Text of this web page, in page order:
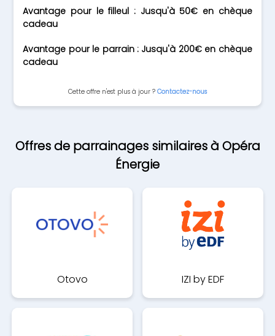
Avantage pour le filleul : Jusqu'à 50€ en chèque
cadeau
Avantage pour le parrain : Jusqu'à 200€ en chèque
cadeau
Cette offre n'est plus à jour ? Contactez-nous
Offres de parrainages similaires à Opéra
Énergie
Otovo IZI by EDF